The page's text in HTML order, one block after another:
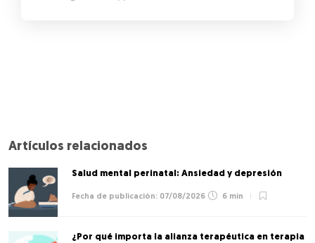
Artículos relacionados
Salud mental perinatal: Ansiedad y depresión
07/08/2026 6 min
¿Por qué importa la alianza terapéutica en terapia